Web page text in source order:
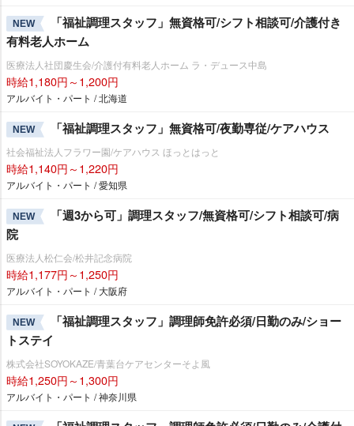
NEW
「福祉調理スタッフ」無資格可/シフト相談可/介護付き
有料老人ホーム
医療法人社団慶生会/介護付有料老人ホーム ラ・デュース中島
時給1,180円～1,200円
アルバイト・パート / 北海道
NEW 「福祉調理スタッフ」無資格可/夜勤専従/ケアハウス
社会福祉法人フラワー園/ケアハウス ほっとはっと
時給1,140円～1,220円
アルバイト・パート / 愛知県
NEW
「週3から可」調理スタッフ/無資格可/シフト相談可/病
院
医療法人松仁会/松井記念病院
時給1,177円～1,250円
アルバイト・パート / 大阪府
NEW
「福祉調理スタッフ」調理師免許必須/日勤のみ/ショー
トステイ
株式会社SOYOKAZE/青葉台ケアセンターそよ風
時給1,250円～1,300円
アルバイト・パート / 神奈川県